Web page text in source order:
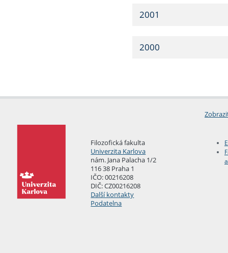
2001
2000
Filozofická fakulta
Univerzita Karlova
nám. Jana Palacha 1/2
116 38 Praha 1
IČO: 00216208
DIČ: CZ00216208
Další kontakty
Podatelna